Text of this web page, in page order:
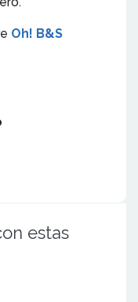
Oh! B&S
estas